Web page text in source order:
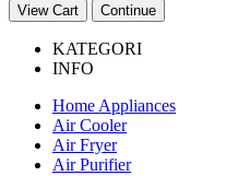
View Cart Continue
KATEGORI
INFO
Home Appliances
Air Cooler
Air Fryer
Air Purifier